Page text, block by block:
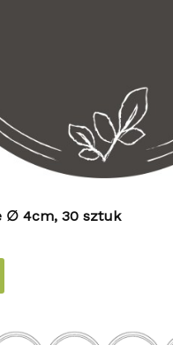
∅ 4cm, 30 sztuk